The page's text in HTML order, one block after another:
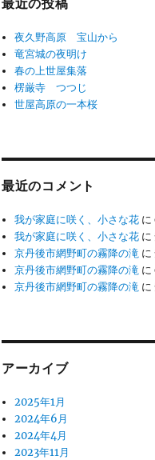
最近の投稿
夜久野高原 宝山から
竜宮城の夜明け
春の上世屋集落
楞厳寺 つつじ
世屋高原の一本桜
最近のコメント
我が家庭に咲く、小さな花 に
我が家庭に咲く、小さな花 に
京丹後市網野町の霧降の滝 に
京丹後市網野町の霧降の滝 に
京丹後市網野町の霧降の滝 に
アーカイブ
2025年1月
2024年6月
2024年4月
2023年11月